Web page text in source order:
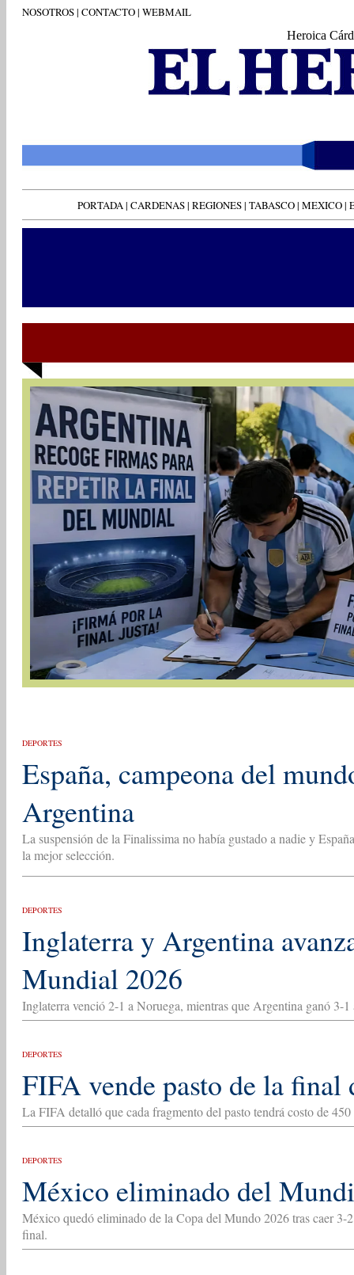
NOSOTROS| CONTACTO| WEBMAIL
Heroica
PORTADA| CARDENAS| REGIONES| TABASCO| MEXICO|
DEPORTES
España, campeona del
Argentina
La suspensión de la Finalissima no había gustado a nadie y
la mejor selección.
DEPORTES
Inglaterra y Argentina
Mundial 2026
Inglaterra venció 2-1 a Noruega, mientras que Argentina ganó 3-
DEPORTES
FIFA vende pasto de la
La FIFA detalló que cada fragmento del pasto tendrá costo de
DEPORTES
México eliminado del
México quedó eliminado de la Copa del Mundo 2026 tras caer 3-
final.